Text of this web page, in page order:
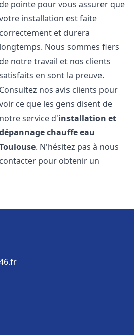
de pointe pour vous assurer que
installation est faite
correctement et durera
longtemps. Nous sommes fiers
de notre travail et nos clients
en sont la preuve.
Consultez nos avis clients pour
ce que les gens disent de
notre service d'installation et
chauffe eau
. N'hésitez pas à nous
contacter pour obtenir un